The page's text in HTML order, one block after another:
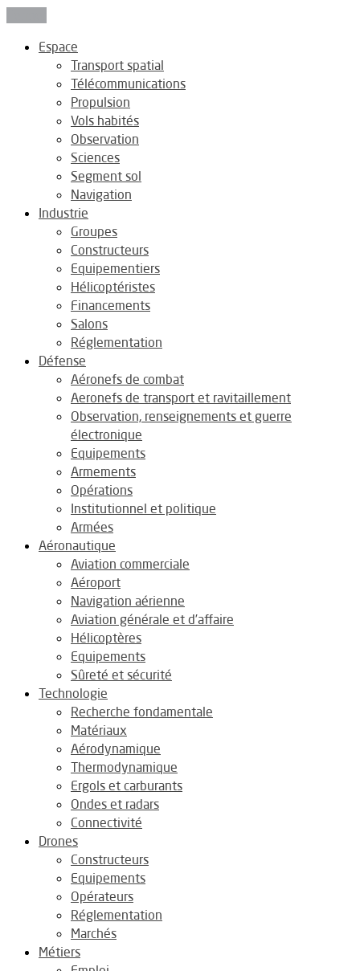
Espace
Transport spatial
Télécommunications
Propulsion
Vols habités
Observation
Sciences
Segment sol
Navigation
Industrie
Groupes
Constructeurs
Equipementiers
Hélicoptéristes
Financements
Salons
Réglementation
Défense
Aéronefs de combat
Aeronefs de transport et ravitaillement
Observation, renseignements et guerre
électronique
Equipements
Armements
Opérations
Institutionnel et politique
Armées
Aéronautique
Aviation commerciale
Aéroport
Navigation aérienne
Aviation générale et d’affaire
Hélicoptères
Equipements
Sûreté et sécurité
Technologie
Recherche fondamentale
Matériaux
Aérodynamique
Thermodynamique
Ergols et carburants
Ondes et radars
Connectivité
Drones
Constructeurs
Equipements
Opérateurs
Réglementation
Marchés
Métiers